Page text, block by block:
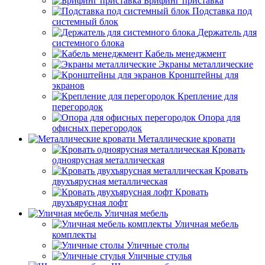
Подставка под
системный блок
Держатель для
системного блока
Кабель менеджмент
Экраны металлические
Кронштейны для
экранов
Крепление для
перегородок
Опора для
офисных перегородок
Металлические кровати
Кровать
одноярусная металлическая
Кровать
двухъярусная металлическая
Кровать
двухъярусная лофт
Уличная мебель
Уличная мебель
комплекты
Уличные столы
Уличные стулья